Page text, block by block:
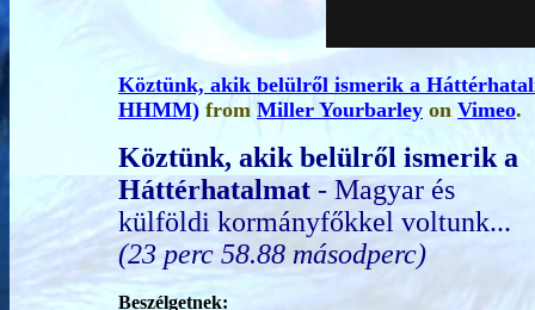
Köztünk, akik belülről ismerik a
HHMM) fromMiller Yourbarley on Vimeo.
Köztünk, akik belülről ismerik a
Háttérhatalmat - Magyar és
külföldi kormányfőkkel voltunk...
(23 perc 58.88 másodperc)
Beszélgetnek: